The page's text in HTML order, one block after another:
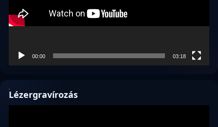
00:00 03:18
Lézergravírozás